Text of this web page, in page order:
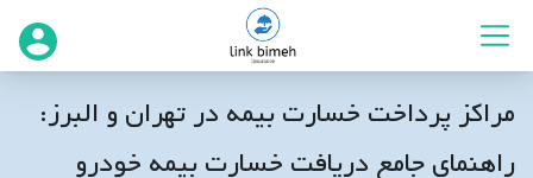
مراکز پرداخت خسارت بیمه در تهران و البرز:
راهنمای جامع دریافت خسارت بیمه خودرو